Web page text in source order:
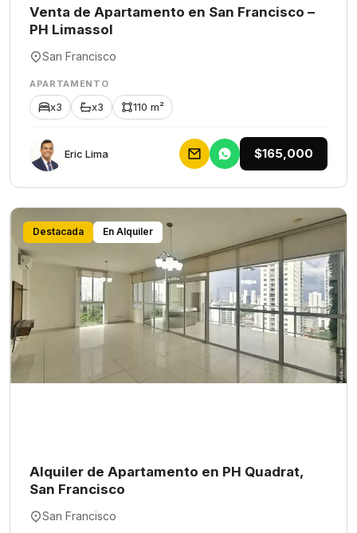
Venta de Apartamento en San Francisco –
PH Limassol
San Francisco
APARTAMENTO
x3 x3 110 m²
Eric Lima $165,000
Destacada En Alquiler
Alquiler de Apartamento en PH Quadrat,
San Francisco
San Francisco